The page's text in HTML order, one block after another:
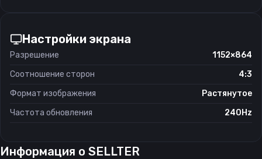
Настройки экрана
Разрешение
1152×864
Соотношение сторон
4:3
Формат изображения
Растянутое
Частота обновления
240Hz
Информация о SELLTER